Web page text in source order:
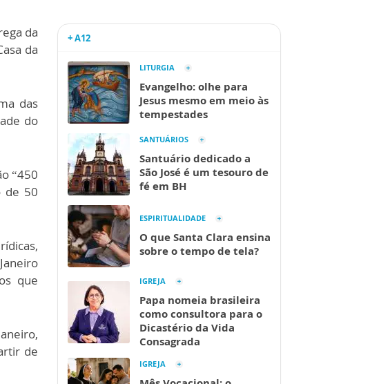
da
da
das
do
“450
de 50
que
de
+ A12
LITURGIA
Evangelho: olhe para
Jesus mesmo em meio às
tempestades
SANTUÁRIOS
Santuário dedicado a
São José é um tesouro de
fé em BH
ESPIRITUALIDADE
O que Santa Clara ensina
sobre o tempo de tela?
IGREJA
Papa nomeia brasileira
como consultora para o
Dicastério da Vida
Consagrada
IGREJA